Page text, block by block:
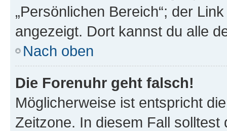
„Persönlichen Bereich“; der
angezeigt. Dort kannst du alle
Nach oben
Die Forenuhr geht falsch!
Möglicherweise ist entspricht
Zeitzone. In diesem Fall solltest